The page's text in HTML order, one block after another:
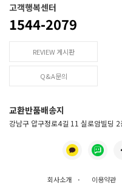
고객행복센터
1544-2079
REVIEW 게시판
Q&A문의
교환반품배송지
강남구 압구정로4길 11 실로암빌딩
회사소개 · 이용약관